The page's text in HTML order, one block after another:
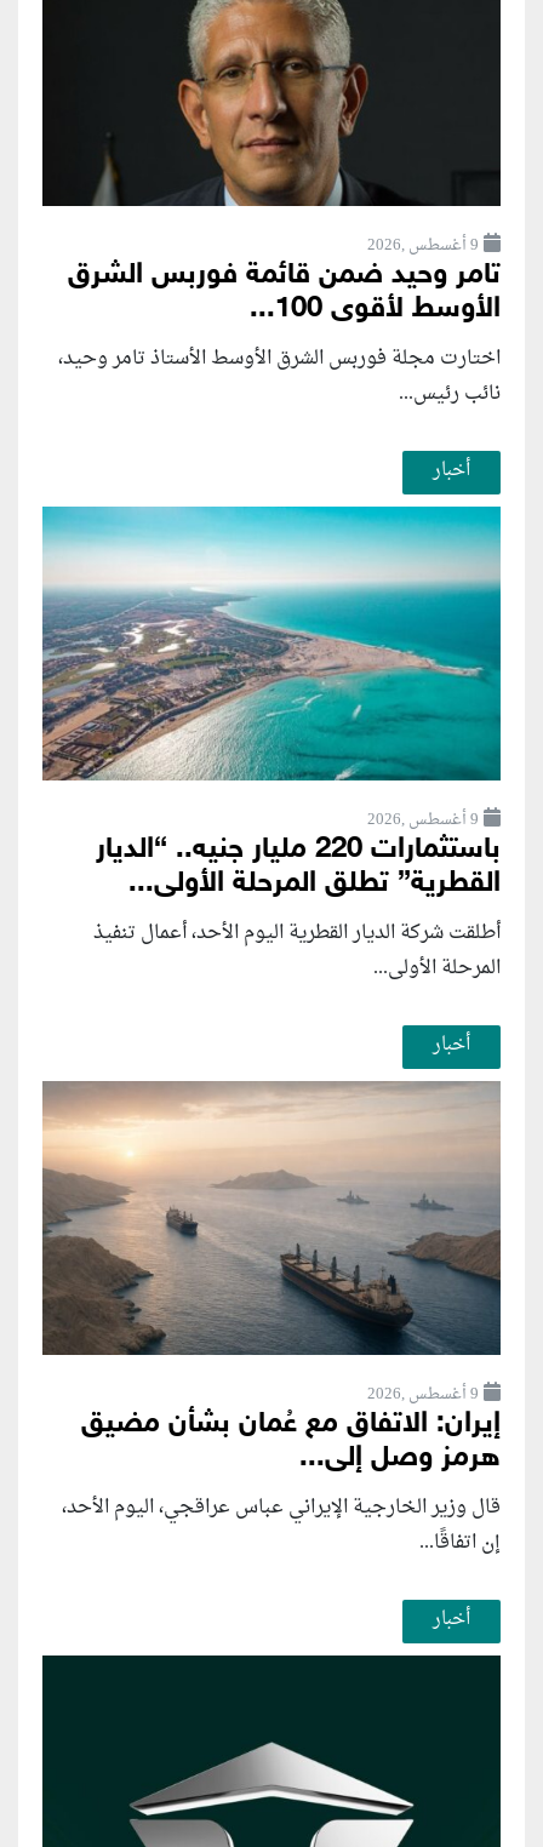
9 أغسطس ,2026
تامر وحيد ضمن قائمة فوربس الشرق
الأوسط لأقوى 100...
اختارت مجلة فوربس الشرق الأوسط الأستاذ تامر وحيد،
نائب رئيس...
أخبار
9 أغسطس ,2026
باستثمارات 220 مليار جنيه.. “الديار
القطرية” تطلق المرحلة الأولى...
أطلقت شركة الديار القطرية اليوم الأحد، أعمال تنفيذ
المرحلة الأولى...
أخبار
9 أغسطس ,2026
إيران: الاتفاق مع عُمان بشأن مضيق
هرمز وصل إلى...
قال وزير الخارجية الإيراني عباس عراقجي، اليوم الأحد،
إن اتفاقًا...
أخبار